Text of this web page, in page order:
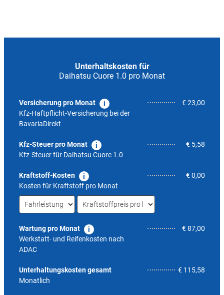
Unterhaltskosten für
Daihatsu Cuore 1.0 pro Monat
Versicherung pro Monat
Kfz-Haftpflicht-Versicherung bei der
BavariaDirekt
€ 23,00
Kfz-Steuer pro Monat
Kfz-Steuer für Daihatsu Cuore 1.0
€ 5,58
Kraftstoff-Kosten
Kosten für Kraftstoff pro Monat
€ 0,00
Wartung pro Monat
Werkstatt- und Reifenkosten nach
ADAC
€ 87,00
Unterhaltungskosten gesamt
Monatlich
€ 115,58